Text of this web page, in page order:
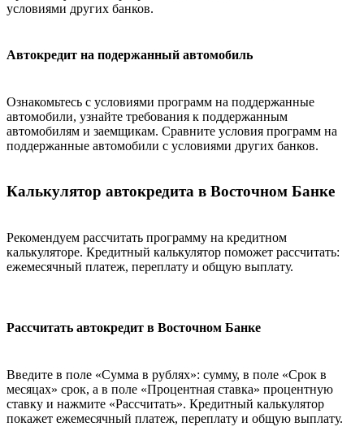
условиями других банков.
Автокредит на подержанный автомобиль
Ознакомьтесь с условиями программ на поддержанные
автомобили, узнайте требования к поддержанным
автомобилям и заемщикам. Сравните условия программ на
поддержанные автомобили с условиями других банков.
Калькулятор автокредита в Восточном Банке
Рекомендуем рассчитать программу на кредитном
калькуляторе. Кредитный калькулятор поможет рассчитать:
ежемесячный платеж, переплату и общую выплату.
Рассчитать автокредит в Восточном Банке
Введите в поле «Сумма в рублях»: сумму, в поле «Срок в
месяцах» срок, а в поле «Процентная ставка» процентную
ставку и нажмите «Рассчитать». Кредитный калькулятор
покажет ежемесячный платеж, переплату и общую выплату.